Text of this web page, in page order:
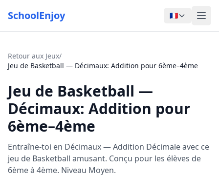
SchoolEnjoy 🇫🇷
Retour aux Jeux/
Jeu de Basketball — Décimaux: Addition pour 6ème–4ème
Jeu de Basketball —
Décimaux: Addition pour
6ème–4ème
Entraîne-toi en Décimaux — Addition Décimale avec ce
jeu de Basketball amusant. Conçu pour les élèves de
6ème à 4ème. Niveau Moyen.